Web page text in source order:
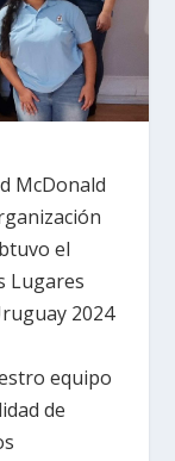
McDonald
el
Lugares
2024
equipo
de